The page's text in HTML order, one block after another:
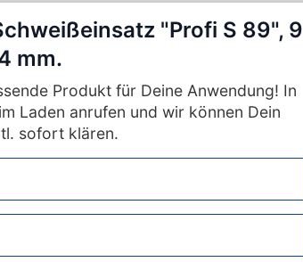
"Profi S 89", 9
mm.
Produkt für Deine Anwendung! In
Laden anrufen und wir können Dein
sofort klären.